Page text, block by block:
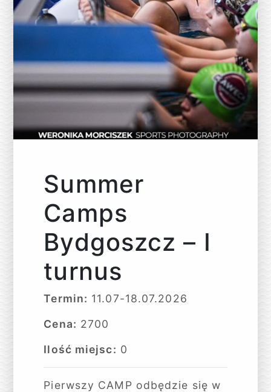
Summer
Camps
Bydgoszcz – I
turnus
Termin: 11.07-18.07.2026
Cena: 2700
Ilość miejsc: 0
Pierwszy CAMP odbędzie się w